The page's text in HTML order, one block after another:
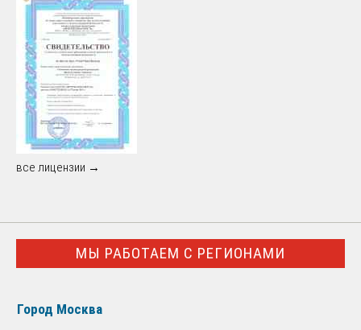
все лицензии →
МЫ РАБОТАЕМ С РЕГИОНАМИ
Город Москва